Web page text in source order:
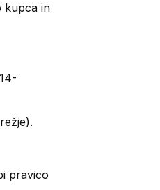
kupca in
pravico